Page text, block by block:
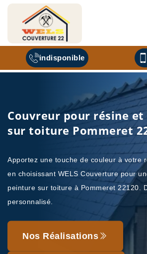
indisponible
Couvreur pour résine
sur toiture Pommeret
Apportez une touche de couleur à votre
en choisissant WELS Couverture pour
peinture sur toiture à Pommeret 22120.
personnalisé.
Nos Réalisations